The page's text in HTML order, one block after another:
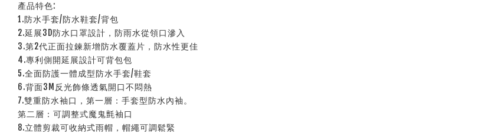
產品特色:
1.防水手套/防水鞋套/背包
2.延展3D防水口罩設計，防雨水從領口滲入
3.第2代正面拉鍊新增防水覆蓋片，防水性更佳
4.專利側開延展設計可背包包
5.全面防護一體成型防水手套/鞋套
6.背面3M反光飾條透氣開口不悶熱
7.雙重防水袖口，第一層：手套型防水內袖。
第二層：可調整式魔鬼氈袖口
8.立體剪裁可收納式雨帽，帽繩可調鬆緊